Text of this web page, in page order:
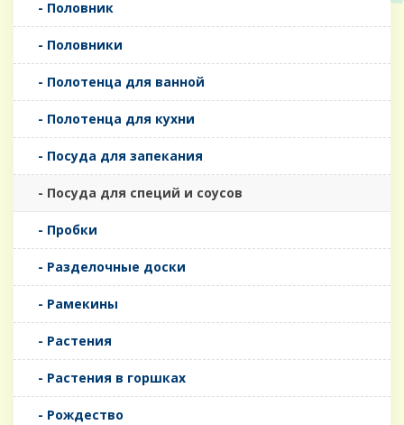
- Половник
- Половники
- Полотенца для ванной
- Полотенца для кухни
- Посуда для запекания
- Посуда для специй и соусов
- Пробки
- Разделочные доски
- Рамекины
- Растения
- Растения в горшках
- Рождество